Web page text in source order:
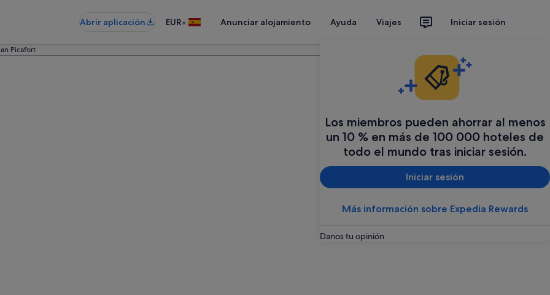
Abrir aplicación EUR• Anunciar alojamiento Ayuda Viajes Iniciar sesión
Los miembros pueden ahorrar al menos
un 10 % en más de 100 000 hoteles de
todo el mundo tras iniciar sesión.
Iniciar sesión
Más información sobre Expedia Rewards
Danos tu opinión
Picafort